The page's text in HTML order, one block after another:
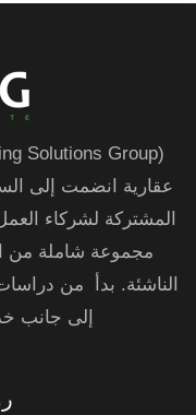
مجموعة شاملة من
الناشئة. بدأ من
إلى جانب